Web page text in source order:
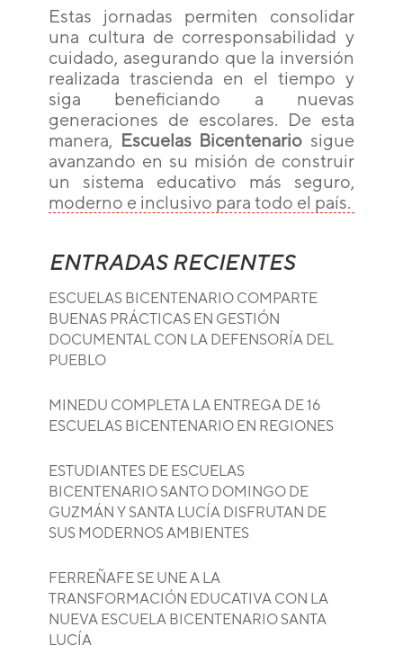
Estas jornadas permiten consolidar
una cultura de corresponsabilidad y
cuidado, asegurando que la inversión
realizada trascienda en el tiempo y
siga beneficiando a nuevas
generaciones de escolares. De esta
manera, Escuelas Bicentenario sigue
avanzando en su misión de construir
un sistema educativo más seguro,
moderno e inclusivo para todo el país.
ENTRADAS RECIENTES
ESCUELAS BICENTENARIO COMPARTE
BUENAS PRÁCTICAS EN GESTIÓN
DOCUMENTAL CON LA DEFENSORÍA DEL
PUEBLO
MINEDU COMPLETA LA ENTREGA DE 16
ESCUELAS BICENTENARIO EN REGIONES
ESTUDIANTES DE ESCUELAS
BICENTENARIO SANTO DOMINGO DE
GUZMÁN Y SANTA LUCÍA DISFRUTAN DE
SUS MODERNOS AMBIENTES
FERREÑAFE SE UNE A LA
TRANSFORMACIÓN EDUCATIVA CON LA
NUEVA ESCUELA BICENTENARIO SANTA
LUCÍA